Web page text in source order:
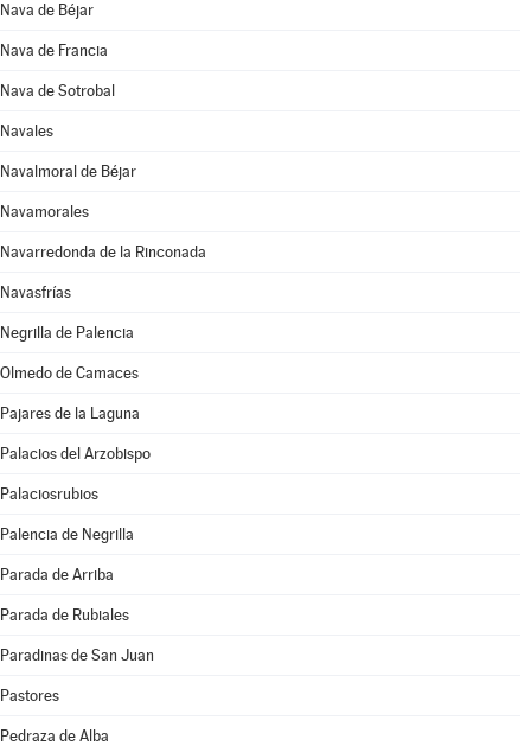
Nava de Béjar
Nava de Francia
Nava de Sotrobal
Navales
Navalmoral de Béjar
Navamorales
Navarredonda de la Rinconada
Navasfrías
Negrilla de Palencia
Olmedo de Camaces
Pajares de la Laguna
Palacios del Arzobispo
Palaciosrubios
Palencia de Negrilla
Parada de Arriba
Parada de Rubiales
Paradinas de San Juan
Pastores
Pedraza de Alba